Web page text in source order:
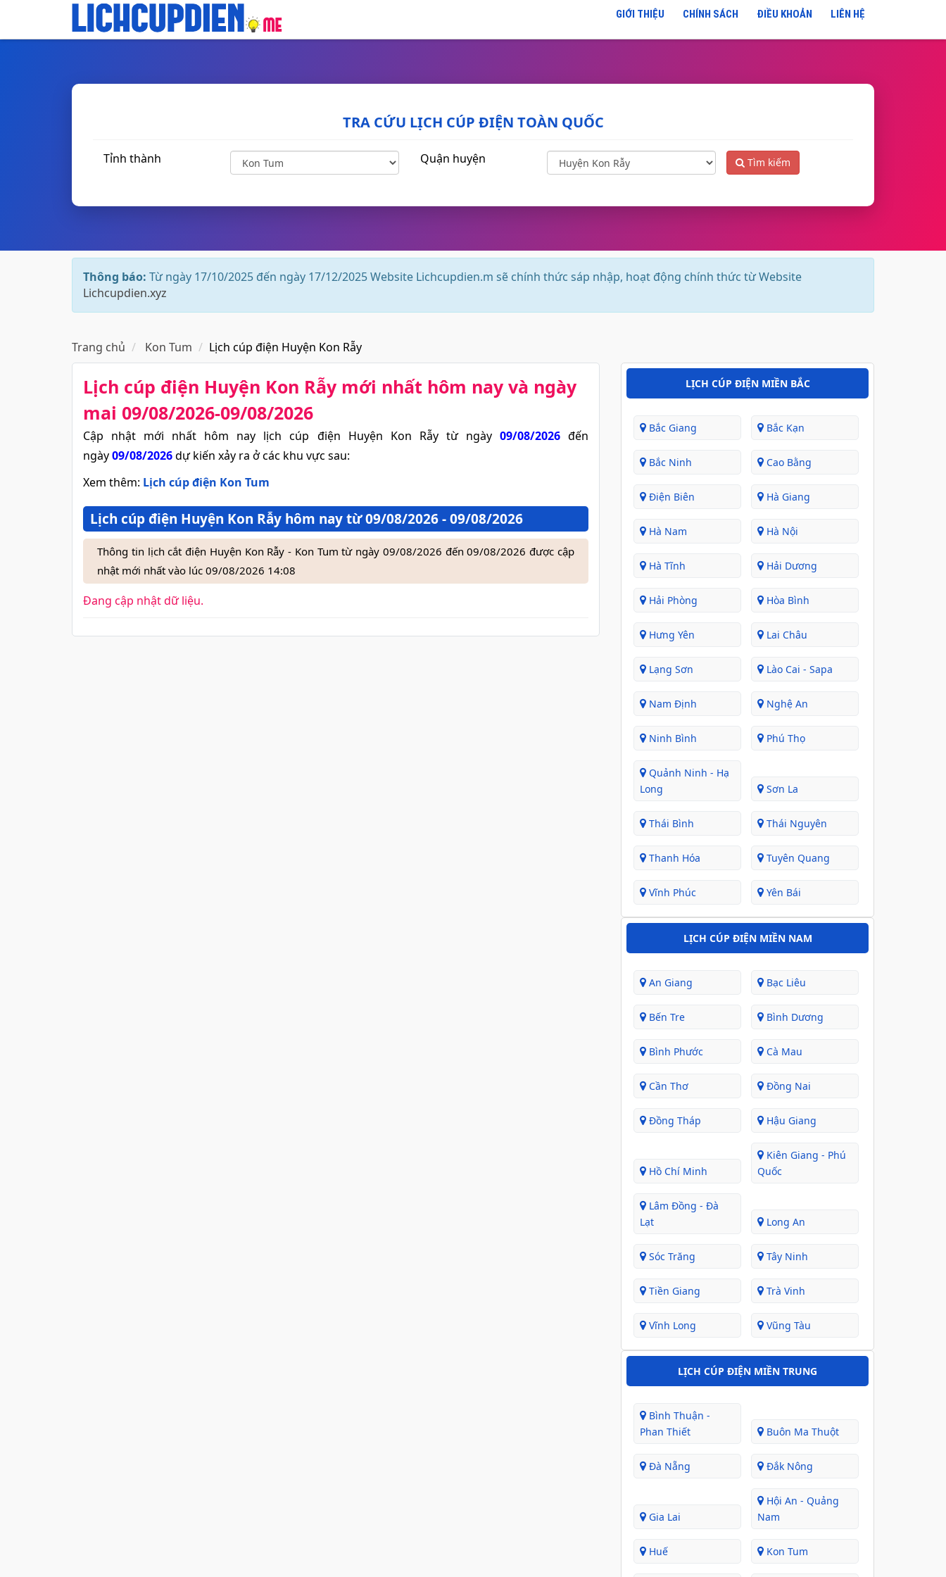
GIỚI THIỆU CHÍNH SÁCH ĐIỀU KHOẢN LIÊN HỆ
TRA CỨU LỊCH CÚP ĐIỆN TOÀN QUỐC
Tỉnh thành Quận huyện Tìm kiếm
Thông báo: Từ ngày 17/10/2025 đến ngày 17/12/2025 Website Lichcupdien.m sẽ chính thức sáp nhập, hoạt động chính thức từ Website
Lichcupdien.xyz
Trang chủ Kon Tum Lịch cúp điện Huyện Kon Rẫy
Lịch cúp điện Huyện Kon Rẫy​ mới nhất hôm nay và ngày
mai 09/08/2026-09/08/2026
Cập nhật mới nhất hôm nay lịch cúp điện Huyện Kon Rẫy từ ngày 09/08/2026đến
ngày09/08/2026dự kiến xảy ra ở các khu vực sau:
Xem thêm: Lịch cúp điện Kon Tum
Lịch cúp điện Huyện Kon Rẫy hôm nay từ 09/08/2026 - 09/08/2026
Thông tin lịch cắt điện Huyện Kon Rẫy - Kon Tum từ ngày 09/08/2026 đến 09/08/2026 được cập
nhật mới nhất vào lúc 09/08/2026 14:08
Đang cập nhật dữ liệu.
LỊCH CÚP ĐIỆN MIỀN BẮC
Bắc Giang Bắc Kạn
Bắc Ninh Cao Bằng
Điện Biên Hà Giang
Hà Nam Hà Nội
Hà Tĩnh Hải Dương
Hải Phòng Hòa Bình
Hưng Yên Lai Châu
Lạng Sơn Lào Cai - Sapa
Nam Định Nghệ An
Ninh Bình Phú Thọ
Quảnh Ninh - Hạ
Long
Sơn La
Thái Bình Thái Nguyên
Thanh Hóa Tuyên Quang
Vĩnh Phúc Yên Bái
LỊCH CÚP ĐIỆN MIỀN NAM
An Giang Bạc Liêu
Bến Tre Bình Dương
Bình Phước Cà Mau
Cần Thơ Đồng Nai
Đồng Tháp Hậu Giang
Hồ Chí Minh
Kiên Giang - Phú
Quốc
Lâm Đồng - Đà
Lạt
Long An
Sóc Trăng Tây Ninh
Tiền Giang Trà Vinh
Vĩnh Long Vũng Tàu
LỊCH CÚP ĐIỆN MIỀN TRUNG
Bình Thuận -
Phan Thiết
Buôn Ma Thuột
Đà Nẵng Đắk Nông
Gia Lai
Hội An - Quảng
Nam
Huế Kon Tum